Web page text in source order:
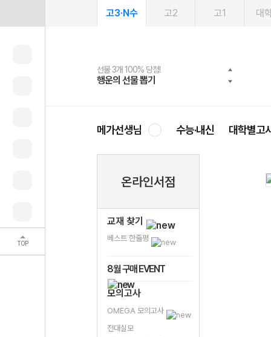
TOP
고3·N수 고2 고1 대
선물 3개 100% 당첨!
행운의 선물 뽑기
선물 100% 증정!
메가스터디 X 올리브
여름방학 스터디 캐시백
메가런 썸머스쿨
2027 러셀 단과
강사 공개선발
스마트러닝앱
설문 EVENT
메가패스
3일 무료 체험권
메가패스 수강생 무료혜택!
메가클럽 멤버십
사회공헌 캠페인
희망이룸 메가나눔
메가선생님 수능·내신 대학별고
온라인서점
교재 찾기
베스트 한줄평
8월 구매 EVENT
모의고사
OMEGA 모의고사
전대실모